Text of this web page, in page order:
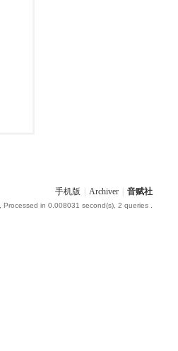
手机版 Archiver 音赋社
, Processed in 0.008031 second(s), 2 queries .